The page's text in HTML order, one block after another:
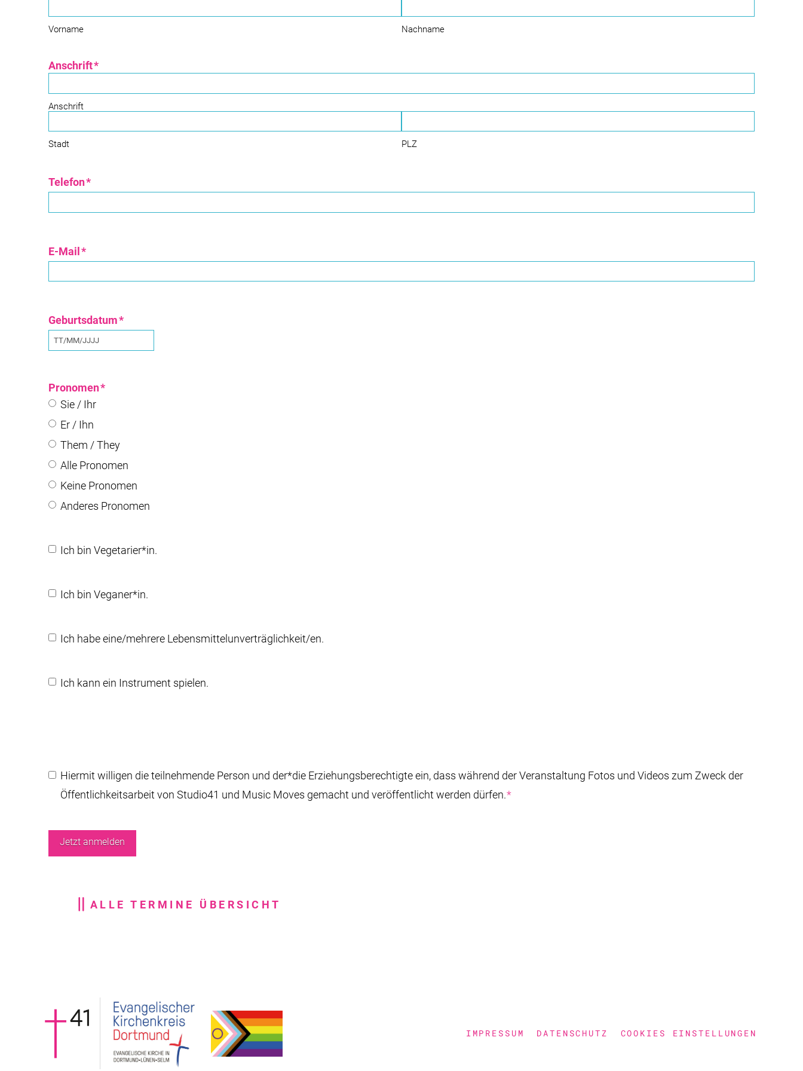
Vorname Nachname
Anschrift*
Anschrift
Stadt PLZ
Telefon*
E-Mail*
Geburtsdatum*
TT
MM
Schrägstrich
JJJJ
Pronomen*
Sie / Ihr
Er / Ihn
Them / They
Alle Pronomen
Keine Pronomen
Anderes Pronomen
Vegetarier
Ich bin Vegetarier*in.
Vegan
Ich bin Veganer*in.
Lebensmittelunverträglichkeiten
Ich habe eine/mehrere Lebensmittelunverträglichkeit/en.
Instrument
Ich kann ein Instrument spielen.
Einwilligung*
Hiermit willigen die teilnehmende Person und der*die Erziehungsberechtigte ein, dass während der Veranstaltung Fotos und Videos zum Zweck der
Öffentlichkeitsarbeit von Studio41 und Music Moves gemacht und veröffentlicht werden dürfen.*
ALLE TERMINE ÜBERSICHT
IMPRESSUM DATENSCHUTZ COOKIES EINSTELLUNGEN